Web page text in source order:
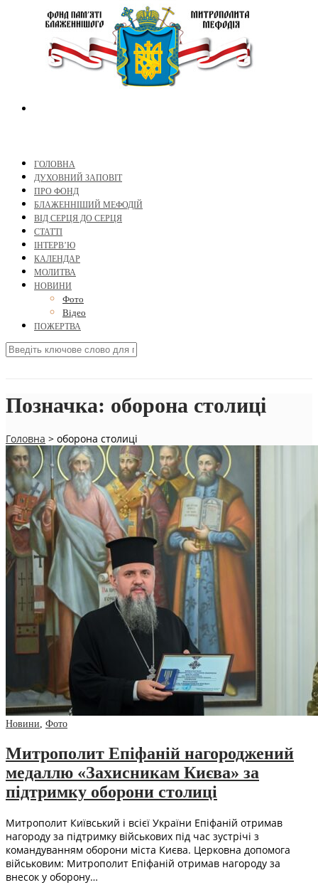
ГОЛОВНА
ДУХОВНИЙ ЗАПОВІТ
ПРО ФОНД
БЛАЖЕННІШИЙ МЕФОДІЙ
ВІД СЕРЦЯ ДО СЕРЦЯ
СТАТТІ
ІНТЕРВ’Ю
КАЛЕНДАР
МОЛИТВА
НОВИНИ
Фото
Відео
ПОЖЕРТВА
Позначка: оборона столиці
Головна > оборона столиці
Новини, Фото
Митрополит Епіфаній нагороджений
медаллю «Захисникам Києва» за
підтримку оборони столиці
Митрополит Київський і всієї України Епіфаній отримав
нагороду за підтримку військових під час зустрічі з
командуванням оборони міста Києва. Церковна допомога
військовим: Митрополит Епіфаній отримав нагороду за
внесок у оборону…